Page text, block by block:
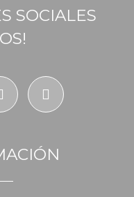
SOCIALES